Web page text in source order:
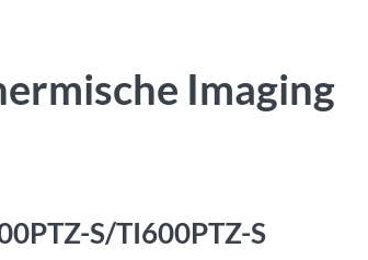
Imaging
S/TI600PTZ-S